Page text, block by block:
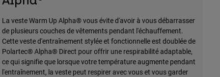
La veste Warm Up Alpha® vous évite d'avoir à vous débarrasser
de plusieurs couches de vêtements pendant l'échauffement.
Cette veste d'entraînement stylée et fonctionnelle est doublée de
Polartec® Alpha® Direct pour offrir une respirabilité adaptable,
ce qui signifie que lorsque votre température augmente pendant
l'entraînement, la veste peut respirer avec vous et vous garder